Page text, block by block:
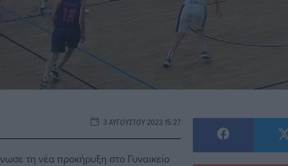
3 ΑΥΓΟΎΣΤΟΥ 2023 15:27
τη νέα προκήρυξη στο Γυναικείο